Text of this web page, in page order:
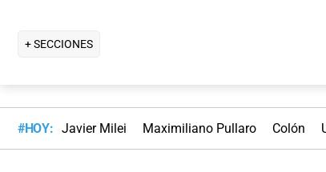
+ SECCIONES
#HOY: Javier Milei Maximiliano Pullaro Colón